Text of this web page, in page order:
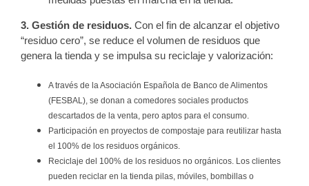
3. Gestión de residuos. Con el fin de alcanzar el objetivo
“residuo cero”, se reduce el volumen de residuos que
genera la tienda y se impulsa su reciclaje y valorización:
A través de la Asociación Española de Banco de Alimentos
(FESBAL), se donan a comedores sociales productos
descartados de la venta, pero aptos para el consumo.
Participación en proyectos de compostaje para reutilizar hasta
el 100% de los residuos orgánicos.
Reciclaje del 100% de los residuos no orgánicos. Los clientes
pueden reciclar en la tienda pilas, móviles, bombillas o